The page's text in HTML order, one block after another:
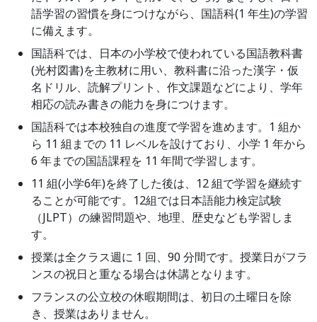
語学習の習慣を身につけながら、国語科(1 年生)の学習
に備えます。
国語科では、日本の小学校で使われている国語教科書
(光村図書)を主教材に用い、教科書に沿った漢字・仮
名ドリル、読解プリント、作文課題などにより、学年
相応の読み書きの能力を身につけます。
国語科では本校独自の進度で学習を進めます。1 組か
ら 11 組までの 11 レベルを設けており、小学 1 年から
6 年までの国語課程を 11 年間で学習します。
11 組(小学6年)を終了した後は、12 組で学習を継続す
ることが可能です。12組では日本語能力検定試験
（JLPT）の練習問題や、地理、歴史なども学習しま
す。
授業は全クラス週に 1 回、90 分間です。授業日がフラ
ンスの祝日と重なる場合は休講となります。
フランスの公立校の休暇期間は、初日の土曜日を除
き、授業はありません。